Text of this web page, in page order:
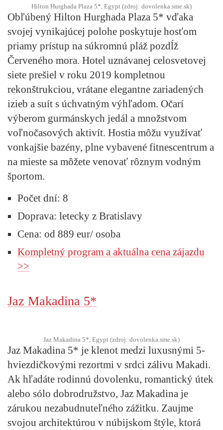
Hilton Hurghada Plaza 5*, Egypt (zdroj: dovolenka.sme.sk)
Obľúbený Hilton Hurghada Plaza 5* vďaka
svojej vynikajúcej polohe poskytuje hosťom
priamy prístup na súkromnú pláž pozdĺž
Červeného mora. Hotel uznávanej celosvetovej
siete prešiel v roku 2019 kompletnou
rekonštrukciou, vrátane elegantne zariadených
izieb a suít s úchvatným výhľadom. Očarí
výberom gurmánskych jedál a množstvom
voľnočasových aktivít. Hostia môžu využívať
vonkajšie bazény, plne vybavené fitnescentrum a
na mieste sa môžete venovať rôznym vodným
športom.
Počet dní: 8
Doprava: letecky z Bratislavy
Cena: od 889 eur/ osoba
Kompletný program a aktuálna cena zájazdu
>>
Jaz Makadina 5*
Jaz Makadina 5*, Egypt (zdroj: dovolenka.sme.sk)
Jaz Makadina 5* je klenot medzi luxusnými 5-
hviezdičkovými rezortmi v srdci zálivu Makadi.
Ak hľadáte rodinnú dovolenku, romantický útek
alebo sólo dobrodružstvo, Jaz Makadina je
zárukou nezabudnuteľného zážitku. Zaujme
svojou architektúrou v núbijskom štýle, ktorá